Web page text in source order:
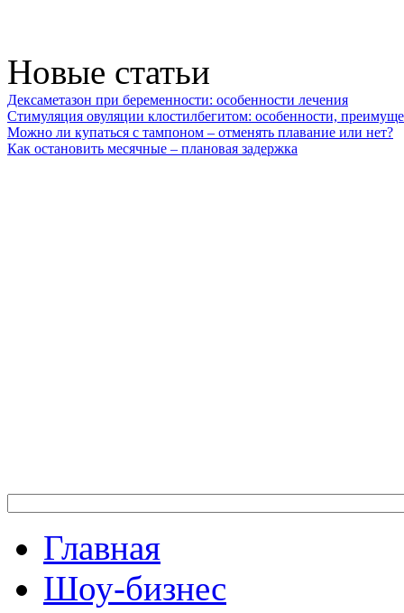
Новые статьи
Дексаметазон при беременности: особенности лечения
Стимуляция овуляции клостилбегитом: особенности,
Можно ли купаться с тампоном – отменять плавание или нет?
Как остановить месячные – плановая задержка
Главная
Шоу-бизнес